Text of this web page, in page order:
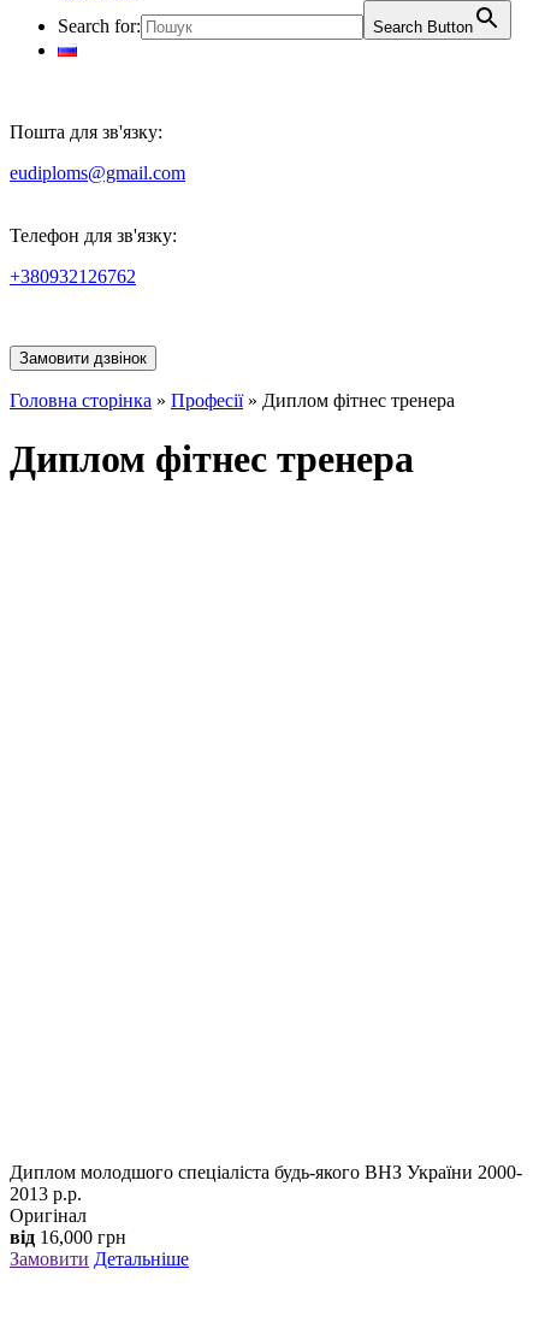
Search for:
Search Button
Пошта для зв'язку:
eudiploms@gmail.com
Телефон для зв'язку:
+380932126762
Замовити дзвінок
Головна сторінка » Професії» Диплом фітнес тренера
Диплом фітнес тренера
Диплом молодшого спеціаліста будь-якого ВНЗ України 2000-
2013 р.р.
Оригінал
від 16,000 грн
Замовити Детальніше